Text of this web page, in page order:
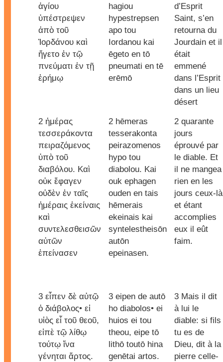
ἁγίου
ὑπέστρεψεν
ἀπὸ τοῦ
Ἰορδάνου καὶ
ἤγετο ἐν τῷ
πνεύματι ἐν τῇ
ἐρήμῳ
hagiou
hypestrepsen
apo tou
Iordanou kai
ēgeto en tō
pneumati en tē
erēmō
d’Esprit
Saint, s’en
retourna du
Jourdain et il
était
emmené
dans l’Esprit
dans un lieu
désert
2 ἡμέρας
τεσσεράκοντα
πειραζόμενος
ὑπὸ τοῦ
διαβόλου. Καὶ
οὐκ ἔφαγεν
οὐδὲν ἐν ταῖς
ἡμέραις ἐκείναις
καὶ
συντελεσθεισῶν
αὐτῶν
ἐπείνασεν
2 hēmeras
tesserakonta
peirazomenos
hypo tou
diabolou. Kai
ouk ephagen
ouden en tais
hēmerais
ekeinais kai
syntelestheisōn
autōn
epeinasen.
2 quarante
jours
éprouvé par
le diable. Et
il ne mangea
rien en les
jours ceux-là
et étant
accomplies
eux il eût
faim.
3 εἶπεν δὲ αὐτῷ
ὁ διάβολος• εἰ
υἱὸς εἶ τοῦ θεοῦ,
εἰπὲ τῷ λίθῳ
τούτῳ ἵνα
γένηται ἄρτος.
3 eipen de autō
ho diabolos• ei
huios ei tou
theou, eipe tō
lithō toutō hina
genētai artos.
3 Mais il dit
à lui le
diable: si fils
tu es de
Dieu, dit à la
pierre celle-